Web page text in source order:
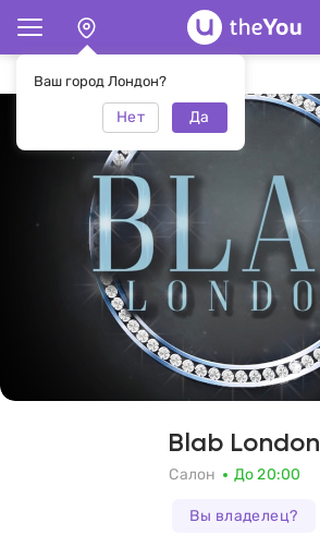
Ваш город Лондон?
Нет Да
Главная Салон Blab London
Blab London
Салон До 20:00
Вы владелец?